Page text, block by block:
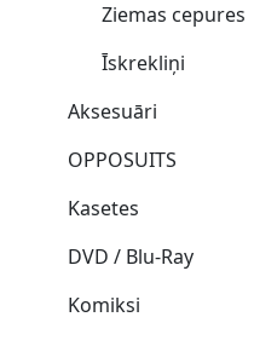
Ziemas cepures
Īskrekliņi
Aksesuāri
OPPOSUITS
Kasetes
DVD / Blu-Ray
Komiksi